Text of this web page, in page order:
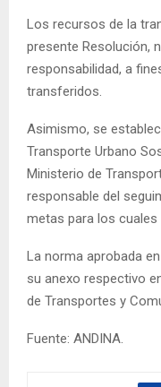
Los recursos de la
presente Resolución,
responsabilidad, a
transferidos.
Asimismo, se
Transporte Urbano
Ministerio de
responsable del
metas para los
La norma aprobada
su anexo respectivo
de Transportes y
Fuente: ANDINA.